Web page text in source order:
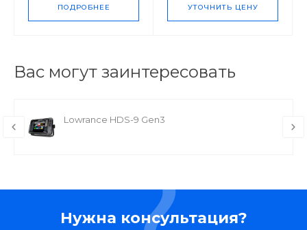
ПОДРОБНЕЕ УТОЧНИТЬ ЦЕНУ
Вас могут заинтересовать
Lowrance HDS-9 Gen3
Нужна консультация?